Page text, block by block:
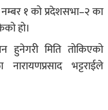
१ को प्रदेशसभा–२ का
हो।
हुनेगरी मिति तोकिएको
भट्टराईले